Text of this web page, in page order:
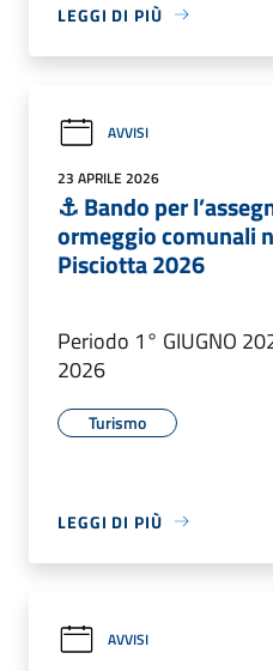
LEGGI DI PIÙ
AVVISI
23 APRILE 2026
⚓ Bando per
ormeggio comunali
Pisciotta 2026
Periodo 1° GIUGNO
2026
Turismo
LEGGI DI PIÙ
AVVISI